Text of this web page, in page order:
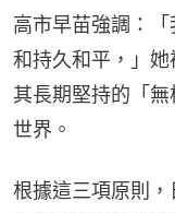
高市早苗強調：
和持久和平，」
其長期堅持的「
世界。
根據這三項原則